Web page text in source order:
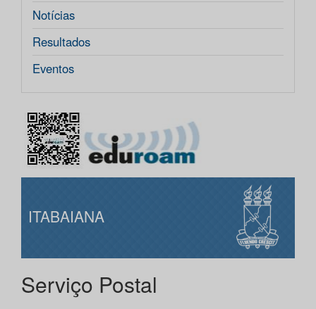
Notícias
Resultados
Eventos
ITABAIANA
Serviço Postal